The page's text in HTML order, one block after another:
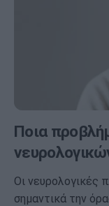
Ποια
Οι νευρολογικές
σημαντικά την